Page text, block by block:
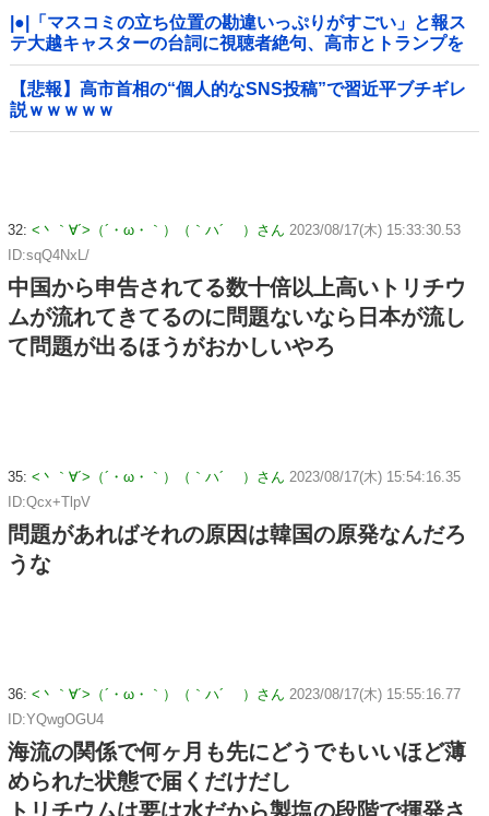
|●|「マスコミの立ち位置の勘違いっぷりがすごい」と報ス
テ大越キャスターの台詞に視聴者絶句、高市とトランプを
同列視させようという思惑がひしひしと
【悲報】高市首相の“個人的なSNS投稿”で習近平ブチギレ
説ｗｗｗｗｗ
32: <丶｀∀´>（´・ω・｀）（｀ハ´ ）さん 2023/08/17(木) 15:33:30.53
ID:sqQ4NxL/
中国から申告されてる数十倍以上高いトリチウ
ムが流れてきてるのに問題ないなら日本が流し
て問題が出るほうがおかしいやろ
35: <丶｀∀´>（´・ω・｀）（｀ハ´ ）さん 2023/08/17(木) 15:54:16.35
ID:Qcx+TlpV
問題があればそれの原因は韓国の原発なんだろ
うな
36: <丶｀∀´>（´・ω・｀）（｀ハ´ ）さん 2023/08/17(木) 15:55:16.77
ID:YQwgOGU4
海流の関係で何ヶ月も先にどうでもいいほど薄
められた状態で届くだけだし
トリチウムは要は水だから製塩の段階で揮発さ